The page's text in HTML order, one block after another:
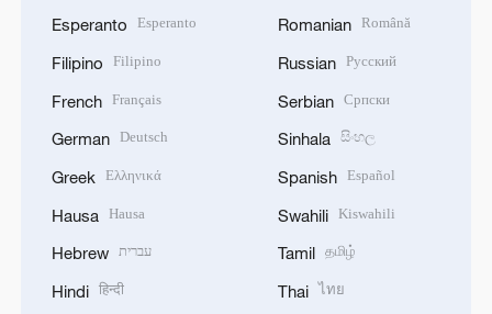
Esperanto Esperanto
Filipino Filipino
French Français
German Deutsch
Greek Ελληνικά
Hausa Hausa
Hebrew עברית
Hindi हिन्दी
Romanian Română
Russian Русский
Serbian Српски
Sinhala සිංහල
Spanish Español
Swahili Kiswahili
Tamil தமிழ்
Thai ไทย